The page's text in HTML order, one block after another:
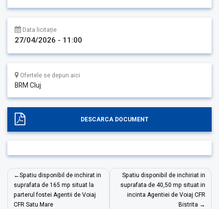
Data licitație
27/04/2026 - 11:00
Ofertele se depun aici
BRM Cluj
DESCARCA DOCUMENT
Navigare
în
articole
Spatiu disponibil de inchirat in
suprafata de 165 mp situat la
parterul fostei Agentii de Voiaj
CFR Satu Mare
Spatiu disponibil de inchiriat in
suprafata de 40,50 mp situat in
incinta Agentiei de Voiaj CFR
Bistrita